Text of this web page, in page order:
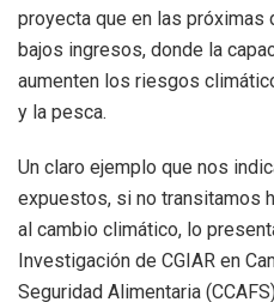
proyecta que en las próximas
bajos ingresos, donde la
aumenten los riesgos
y la pesca.
Un claro ejemplo que nos
expuestos, si no transitamos
al cambio climático, lo
Investigación de CGIAR en
Seguridad Alimentaria